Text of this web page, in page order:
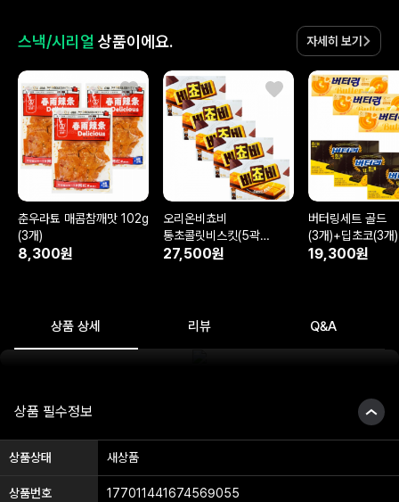
스낵/시리얼 상품이에요. 자세히 보기
춘우라툐 매콤참깨맛 102g
(3개)
8,300원
오리온비쵸비
통초콜릿비스킷(5곽
25봉지)
27,500원
버터링세트 골드
(3개)+딥초코(3개)
19,300원
상품 상세 리뷰 Q&A
상품 필수정보
상품상태 새상품
상품번호 177011441674569055